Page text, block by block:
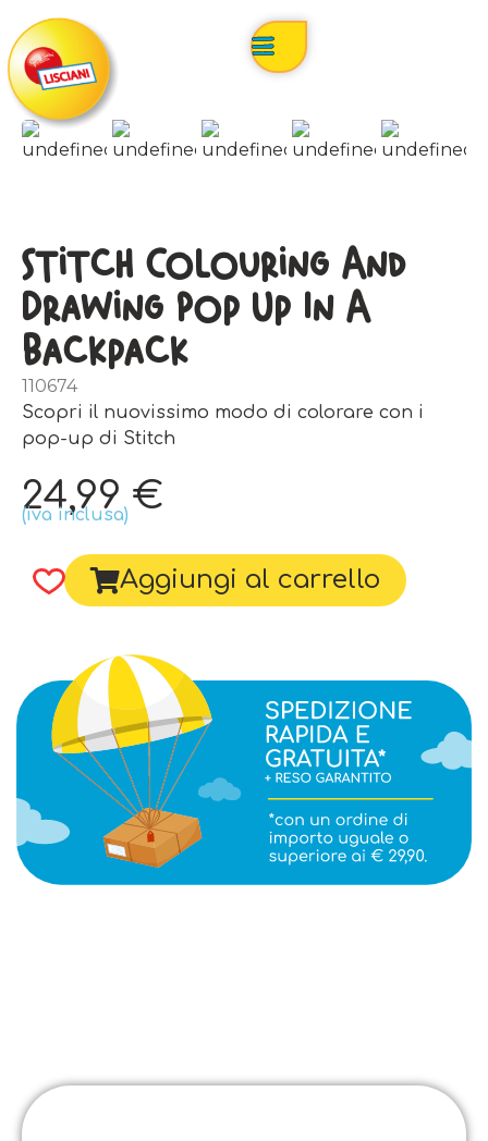
Stitch Colouring And
Drawing Pop Up In A
Backpack
110674
Scopri il nuovissimo modo di colorare con i
pop-up di Stitch
24,99€
(iva inclusa)
Aggiungi al carrello